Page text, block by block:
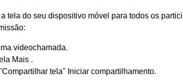
tela do seu dispositivo móvel para todos os
videochamada.
Mais .
tela" Iniciar compartilhamento.